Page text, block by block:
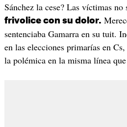
Sánchez la cese? Las víctimas no
frivolice con su dolor.
sentenciaba Gamarra en su tuit.
en las elecciones primarías en
la polémica en la misma línea que